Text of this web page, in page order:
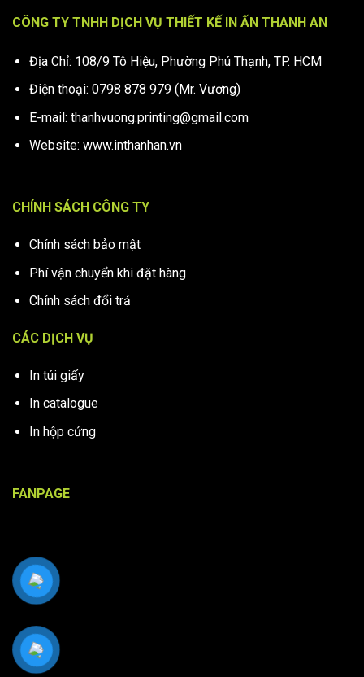
CÔNG TY TNHH DỊCH VỤ THIẾT KẾ IN ẤN THANH AN
Địa Chỉ: 108/9 Tô Hiệu, Phường Phú Thạnh, TP. HCM
Điện thoại: 0798 878 979 (Mr. Vương)
E-mail: thanhvuong.printing@gmail.com
Website: www.inthanhan.vn
CHÍNH SÁCH CÔNG TY
Chính sách bảo mật
Phí vận chuyển khi đặt hàng
Chính sách đổi trả
CÁC DỊCH VỤ
In túi giấy
In catalogue
In hộp cứng
FANPAGE